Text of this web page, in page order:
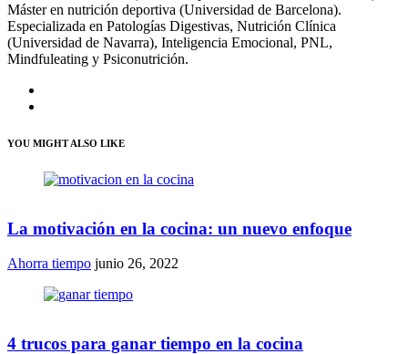
Máster en nutrición deportiva (Universidad de Barcelona).
Especializada en Patologías Digestivas, Nutrición Clínica
(Universidad de Navarra), Inteligencia Emocional, PNL,
Mindfuleating y Psiconutrición.
YOU MIGHT ALSO LIKE
La motivación en la cocina: un nuevo enfoque
Ahorra tiempo junio 26, 2022
4 trucos para ganar tiempo en la cocina